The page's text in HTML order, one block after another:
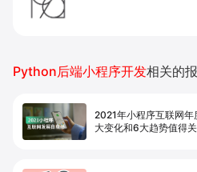
Python后端小程序开发相关的
2021年小程序互联网年
大变化和6大趋势值得